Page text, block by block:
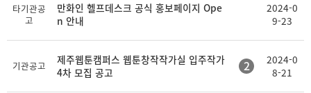
타기관공
고
만화인 헬프데스크 공식 홍보페이지 Ope
n 안내
2024-0
9-23
기관공고
제주웹툰캠퍼스 웹툰창작작가실 입주작가
4차 모집 공고
2
2024-0
8-21